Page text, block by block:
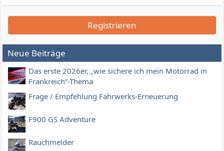
Registrieren
Neue Beiträge
Das erste 2026er, „wie sichere ich mein Motorrad in
Frankreich“-Thema
Frage / Empfehlung Fahrwerks-Erneuerung
F900 GS Adventure
Rauchmelder